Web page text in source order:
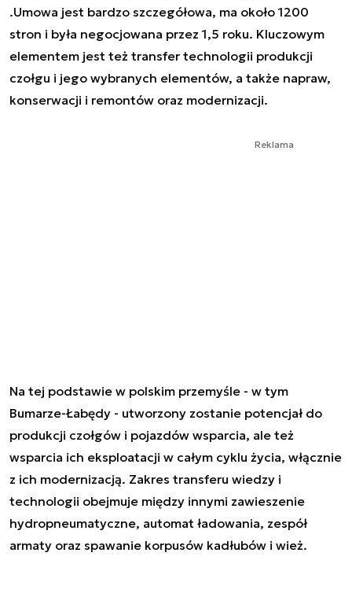
.Umowa jest bardzo szczegółowa, ma około 1200
stron i była negocjowana przez 1,5 roku. Kluczowym
elementem jest też transfer technologii produkcji
czołgu i jego wybranych elementów, a także napraw,
konserwacji i remontów oraz modernizacji.
Reklama
Na tej podstawie w polskim przemyśle - w tym
Bumarze-Łabędy - utworzony zostanie potencjał do
produkcji czołgów i pojazdów wsparcia, ale też
wsparcia ich eksploatacji w całym cyklu życia, włącznie
z ich modernizacją. Zakres transferu wiedzy i
technologii obejmuje między innymi zawieszenie
hydropneumatyczne, automat ładowania, zespół
armaty oraz spawanie korpusów kadłubów i wież.